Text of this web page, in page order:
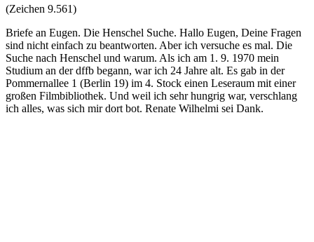
(Zeichen 9.561)
Briefe an Eugen. Die Henschel Suche. Hallo Eugen, Deine Fragen
sind nicht einfach zu beantworten. Aber ich versuche es mal. Die
Suche nach Henschel und warum. Als ich am 1. 9. 1970 mein
Studium an der dffb begann, war ich 24 Jahre alt. Es gab in der
Pommernallee 1 (Berlin 19) im 4. Stock einen Leseraum mit einer
großen Filmbibliothek. Und weil ich sehr hungrig war, verschlang
ich alles, was sich mir dort bot. Renate Wilhelmi sei Dank.